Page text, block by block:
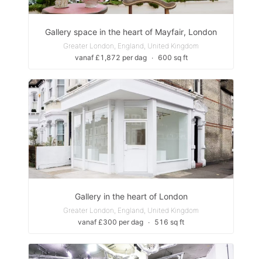
Gallery space in the heart of Mayfair, London
Greater London, England, United Kingdom
vanaf £1,872 per dag
∙ 600 sq ft
Gallery in the heart of London
Greater London, England, United Kingdom
vanaf £300 per dag ∙ 516 sq ft